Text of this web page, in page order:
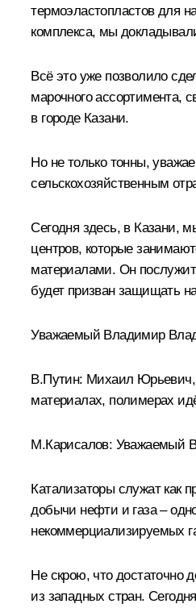
термоэластопластов для
комплекса, мы
Всё это уже позволило
марочного ассортимента,
в городе Казани.
Но не только тонны,
сельскохозяйственным
Сегодня здесь, в Казани,
центров, которые
материалами. Он послужит
будет призван защищать
Уважаемый Владимир
В.Путин: Михаил Юрьевич,
материалах, полимерах
М.Карисалов: Уважаемый
Катализаторы служат как
добычи нефти и газа –
некоммерциализируемых
Не скрою, что достаточно
из западных стран.